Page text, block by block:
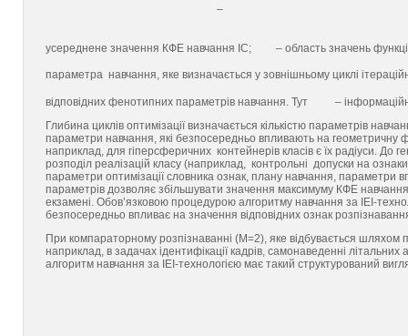
–
усереднене значення КФЕ навчання ІС; – область значень
параметра навчання, яке визначається у зовнішньому циклі
відповідних фенотипних параметрів навчання. Тут
–
Глибина циклів оптимізації визначається кількістю параметрів
параметри навчання, які безпосередньо впливають на геометричну
наприклад, для гіперсферичних контейнерів класів є їх радіуси.
розподіл реалізацій класу (наприклад, контрольні допуски на
параметри оптимізації словника ознак, плану навчання, параметри
параметрів дозволяє збільшувати значення максимуму КФЕ
екзамені. Обов’язковою процедурою алгоритму навчання за ІЕІ-
безпосередньо впливає на значення відповідних ознак
При компараторному розпізнаванні (М=2), яке відбувається
наприклад, в задачах ідентифікації кадрів, самонаведенні
алгоритм навчання за ІЕІ-технологією має такий структурований